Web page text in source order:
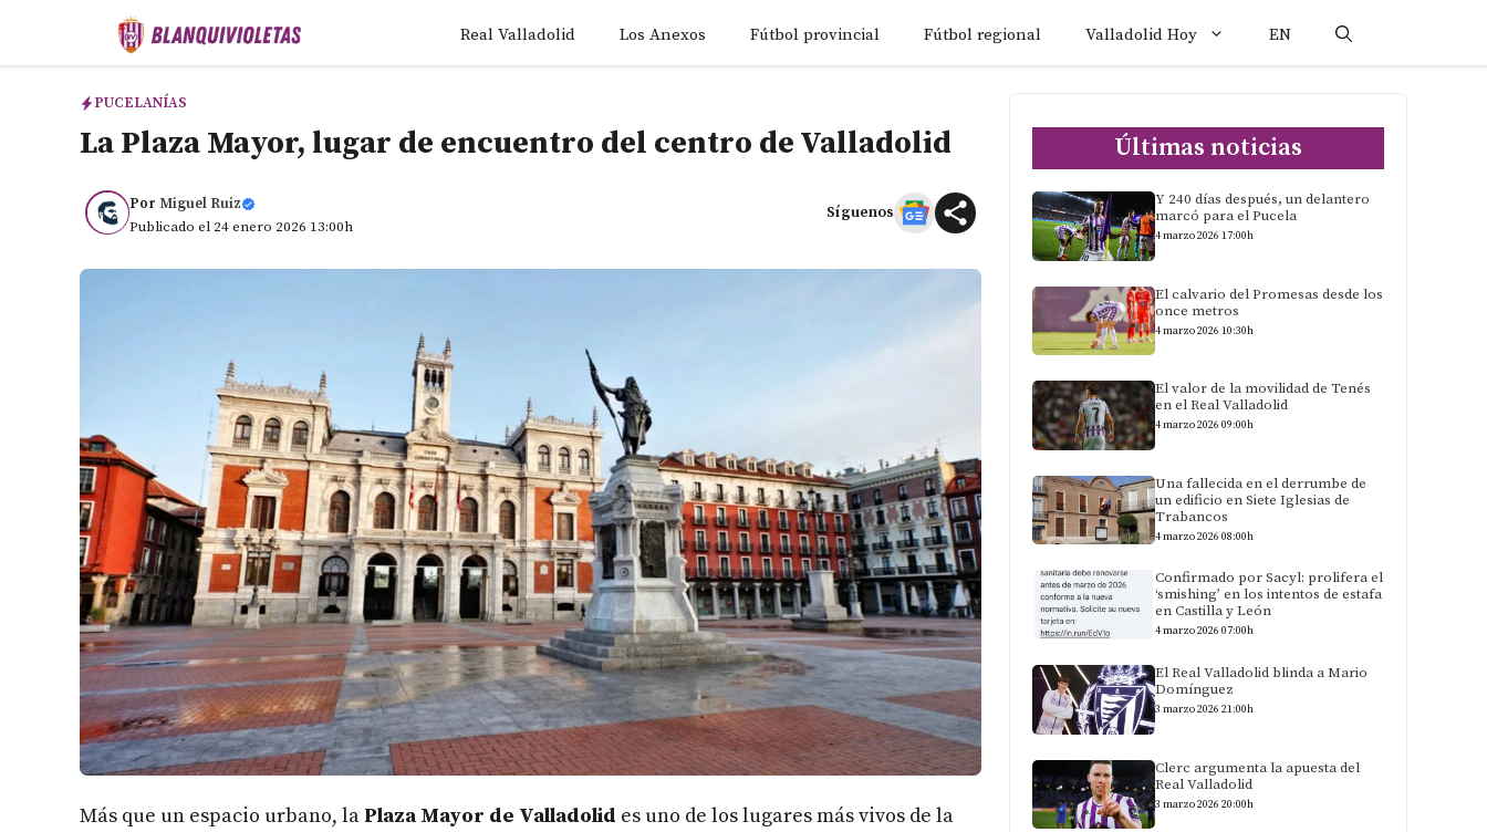
Real Valladolid Los Anexos Fútbol provincial Fútbol regional Valladolid Hoy EN
PUCELANÍAS
La Plaza Mayor, lugar de encuentro del centro de Valladolid
Por Miguel Ruiz
Publicado el 24 enero 2026 13:00h
Síguenos
Más que un espacio urbano, la Plaza Mayor de Valladolid es uno de los lugares más vivos de la
Últimas noticias
Y 240 días después, un delantero
marcó para el Pucela
4 marzo 2026 17:00h
El calvario del Promesas desde los
once metros
4 marzo 2026 10:30h
El valor de la movilidad de Tenés
en el Real Valladolid
4 marzo 2026 09:00h
Una fallecida en el derrumbe de
un edificio en Siete Iglesias de
Trabancos
4 marzo 2026 08:00h
Confirmado por Sacyl: prolifera el
‘smishing’ en los intentos de estafa
en Castilla y León
4 marzo 2026 07:00h
El Real Valladolid blinda a Mario
Domínguez
3 marzo 2026 21:00h
Clerc argumenta la apuesta del
Real Valladolid
3 marzo 2026 20:00h